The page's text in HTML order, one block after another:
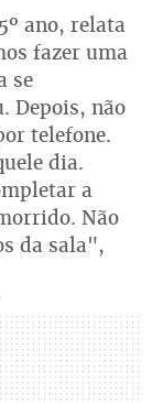
ano, relata
fazer uma
se
Depois, não
telefone.
dia.
a
Não
da sala",